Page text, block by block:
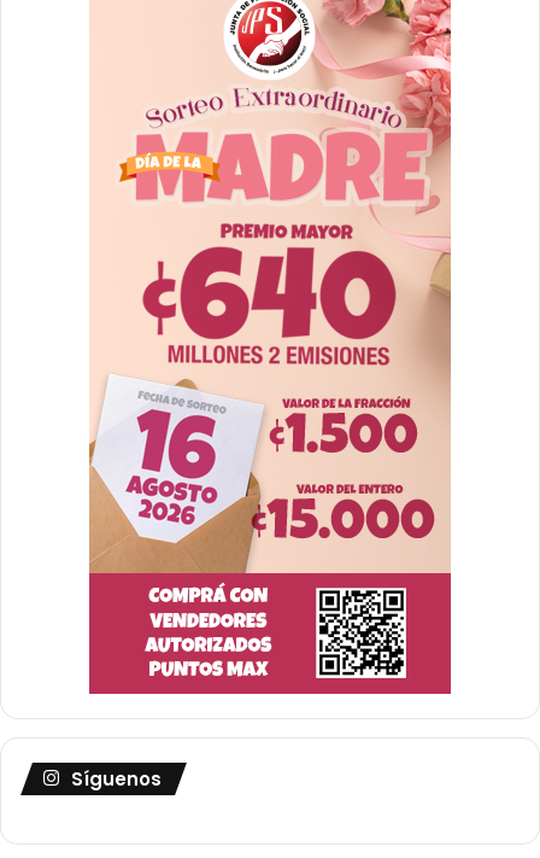
Síguenos